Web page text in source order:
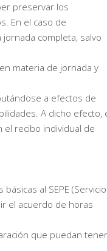
preservar los
En el caso de
completa, salvo
materia de jornada y
a efectos de
A dicho efecto,
recibo individual de
al SEPE (Servicio
el acuerdo de horas
que puedan